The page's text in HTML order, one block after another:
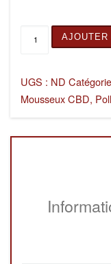
quantité de Pollen
AJOUTER
UGS : ND
Mousseux CBD,